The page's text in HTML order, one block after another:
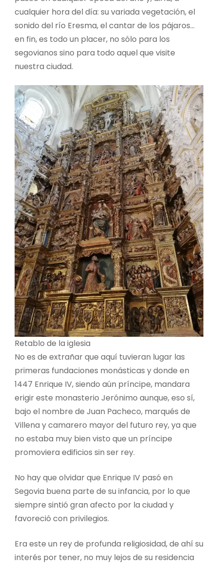
cualquier hora del día: su variada vegetación, el
sonido del río Eresma, el cantar de los pájaros…
en fin, es todo un placer, no sólo para los
segovianos sino para todo aquel que visite
nuestra ciudad.
Retablo de la iglesia
No es de extrañar que aquí tuvieran lugar las
primeras fundaciones monásticas y donde en
1447 Enrique IV, siendo aún príncipe, mandara
erigir este monasterio Jerónimo aunque, eso sí,
bajo el nombre de Juan Pacheco, marqués de
Villena y camarero mayor del futuro rey, ya que
no estaba muy bien visto que un príncipe
promoviera edificios sin ser rey.
No hay que olvidar que Enrique IV pasó en
Segovia buena parte de su infancia, por lo que
siempre sintió gran afecto por la ciudad y
favoreció con privilegios.
Era este un rey de profunda religiosidad, de ahí su
interés por tener, no muy lejos de su residencia